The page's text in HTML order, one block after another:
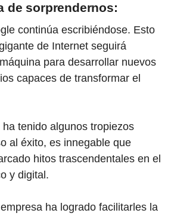
de sorprendernos:
e continúa escribiéndose. Esto
de Internet seguirá
para desarrollar nuevos
capaces de transformar el
tenido algunos tropiezos
al éxito, es innegable que
hitos trascendentales en el
y digital.
ha logrado facilitarles la